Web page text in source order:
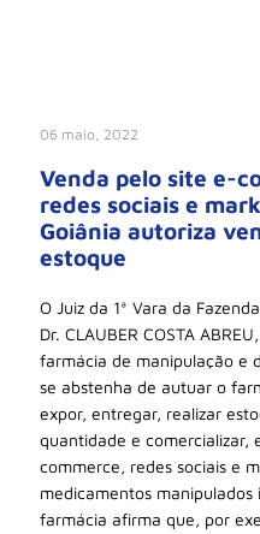
06 maio, 2022
Venda pelo site e-
redes sociais e
Goiânia autoriza
estoque
O Juiz da 1ª Vara da
Dr. CLAUBER COSTA
farmácia de manipulação e
se abstenha de autuar o
expor, entregar, realizar
quantidade e comercializar,
commerce, redes sociais e
medicamentos
farmácia afirma que, por